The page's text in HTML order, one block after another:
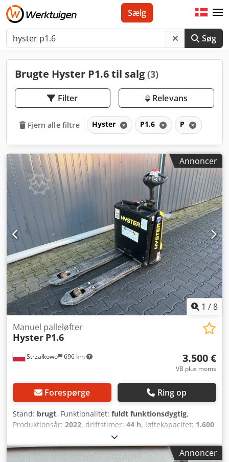
Søg
Sælg
Brugte Hyster P1.6 til salg (3)
Filter Relevans
Fjern alle filtre Hyster P1.6 P
Annoncer
1 /8
Strzałkowo 696 km
Manuel palleløfter
Hyster P1.6
3.500 €
VB plus moms
Forespørge Ring op
Stand: brugt, Funktionalitet: fuldt funktionsdygtig,
Produktionsår: 2022, driftstimer: 44 h, løftekapacitet: 1.600
, drivtype:
Lavløftevogn Stand: Som ny Teknisk stand: Meget god
Batteri volt: 24V Dkjdpfxjyavu Ns Afuer
Annoncer